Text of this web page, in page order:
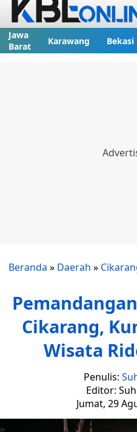
Jawa
Barat
Karawang Bekasi
Beranda » Daerah »
Cikarang,
Wisata
Penulis:
Editor:
Jumat, 29